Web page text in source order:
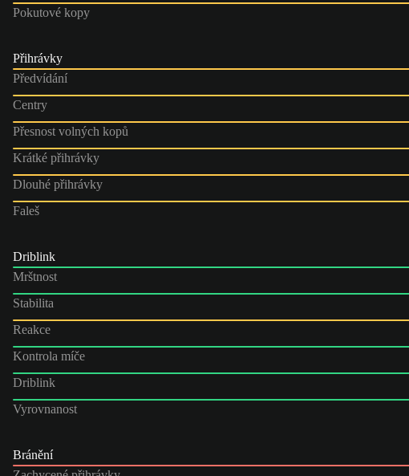
Pokutové kopy
Přihrávky
Předvídání
Centry
Přesnost volných kopů
Krátké přihrávky
Dlouhé přihrávky
Faleš
Driblink
Mrštnost
Stabilita
Reakce
Kontrola míče
Driblink
Vyrovnanost
Bránění